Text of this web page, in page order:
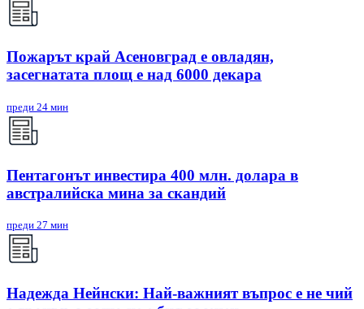
Пожарът край Асеновград е овладян,
засегнатата площ е над 6000 декара
преди 24 мин
Пентагонът инвестира 400 млн. долара в
австралийска мина за скандий
преди 27 мин
Надежда Нейнски: Най-важният въпрос е не чий